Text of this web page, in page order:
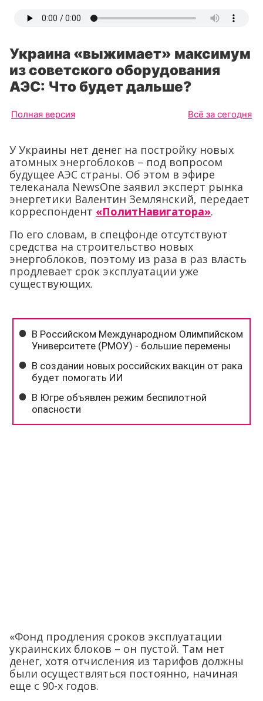
Украина «выжимает» максимум
из советского оборудования
АЭС: Что будет дальше?
Полная версия Всё за сегодня
У Украины нет денег на постройку новых
атомных энергоблоков – под вопросом
будущее АЭС страны. Об этом в эфире
телеканала NewsOne заявил эксперт рынка
энергетики Валентин Землянский, передает
корреспондент «ПолитНавигатора».
По его словам, в спецфонде отсутствуют
средства на строительство новых
энергоблоков, поэтому из раза в раз власть
продлевает срок эксплуатации уже
существующих.
«Фонд продления сроков эксплуатации
украинских блоков – он пустой. Там нет
денег, хотя отчисления из тарифов должны
были осуществляться постоянно, начиная
еще с 90-х годов.